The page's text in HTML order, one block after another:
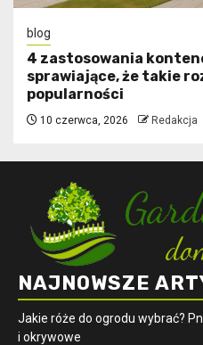
blog
4 zastosowania
sprawiające, że takie
popularności
10 czerwca, 2026 Redakcja
NAJNOWSZE
Jakie róże do ogrodu wybrać?
i okrywowe